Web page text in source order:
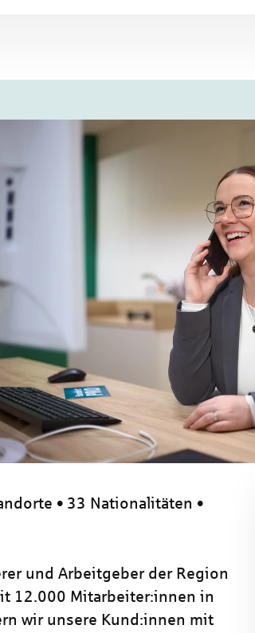
• 33 Nationalitäten •
und Arbeitgeber der Region
12.000 Mitarbeiter:innen in
wir unsere Kund:innen mit